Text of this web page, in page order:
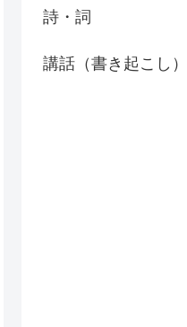
詩・詞
講話（書き起こし）